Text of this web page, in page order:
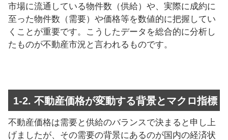
市場に流通している物件数（供給）や、実際に成約に
至った物件数（需要）や価格等を数値的に把握してい
くことが重要です。こうしたデータを総合的に分析し
たものが不動産市況と言われるものです。
1-2. 不動産価格が変動する背景とマクロ指標
不動産価格は需要と供給のバランスで決まると申し上
げましたが、その需要の背景にあるのが国内の経済状